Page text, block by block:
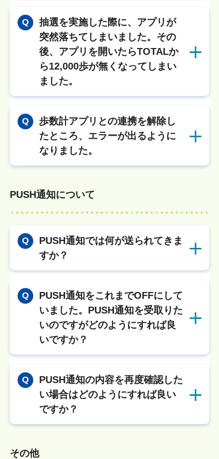
Q
抽選を実施した際に、アプリが
突然落ちてしまいました。その
後、アプリを開いたらTOTALか
ら12,000歩が無くなってしまい
ました。
Q
歩数計アプリとの連携を解除し
たところ、エラーが出るように
なりました。
PUSH通知について
Q
PUSH通知では何が送られてきま
すか？
Q
PUSH通知をこれまでOFFにして
いました。PUSH通知を受取りた
いのですがどのようにすれば良
いですか？
Q
PUSH通知の内容を再度確認した
い場合はどのようにすれば良い
ですか？
その他